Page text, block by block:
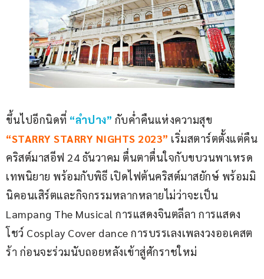
ขึ้นไปอีกนิดที่ “ลำปาง” กับคํ่าคืนแห่งความสุข
“STARRY STARRY NIGHTS 2023” เริ่มสตาร์ตตั้งแต่คืน
คริสต์มาสอีฟ 24 ธันวาคม ตื่นตาตื่นใจกับขบวนพาเหรด
เทพนิยาย พร้อมกับพิธี เปิดไฟต้นคริสต์มาสยักษ์ พร้อมมิ
นิคอนเสิร์ตและกิจกรรมหลากหลายไม่ว่าจะเป็น
Lampang The Musical การแสดงจินตลีลา การแสดง
โชว์ Cosplay Cover dance การบรรเลงเพลงวงออเคสต
ร้า ก่อนจะร่วมนับถอยหลังเข้าสู่ศักราชใหม่